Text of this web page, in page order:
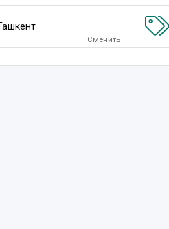
Сменить